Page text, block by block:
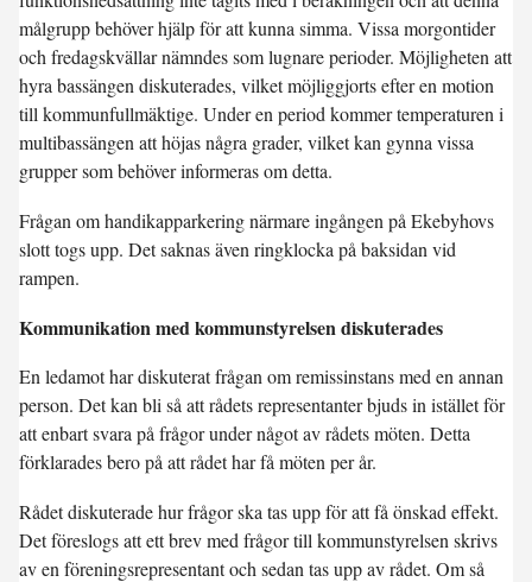
målgrupp behöver hjälp för att kunna simma. Vissa morgontider
och fredagskvällar nämndes som lugnare perioder. Möjligheten att
hyra bassängen diskuterades, vilket möjliggjorts efter en motion
till kommunfullmäktige. Under en period kommer temperaturen i
multibassängen att höjas några grader, vilket kan gynna vissa
grupper som behöver informeras om detta.
Frågan om handikapparkering närmare ingången på Ekebyhovs
slott togs upp. Det saknas även ringklocka på baksidan vid
rampen.
Kommunikation med kommunstyrelsen diskuterades
En ledamot har diskuterat frågan om remissinstans med en annan
person. Det kan bli så att rådets representanter bjuds in istället för
att enbart svara på frågor under något av rådets möten. Detta
förklarades bero på att rådet har få möten per år.
Rådet diskuterade hur frågor ska tas upp för att få önskad effekt.
Det föreslogs att ett brev med frågor till kommunstyrelsen skrivs
av en föreningsrepresentant och sedan tas upp av rådet. Om så